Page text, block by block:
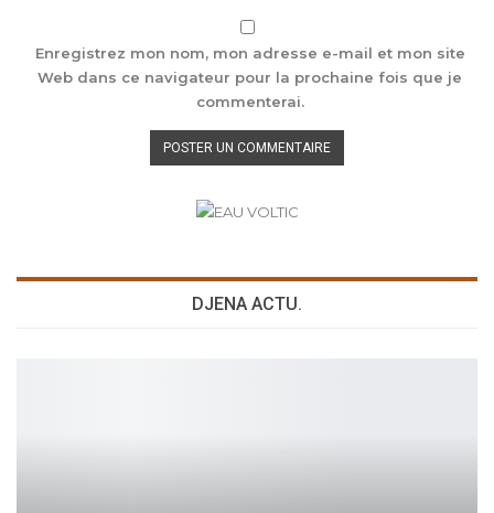
Enregistrez mon nom, mon adresse e-mail et mon site
Web dans ce navigateur pour la prochaine fois que je
commenterai.
DJENA ACTU.